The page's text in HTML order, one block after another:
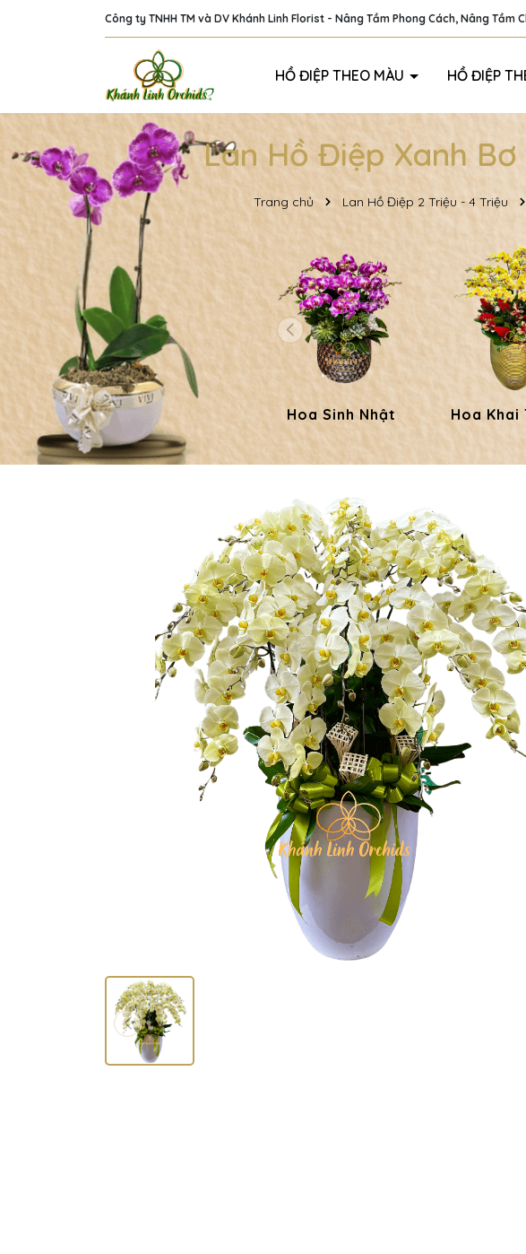
Công ty TNHH TM và DV Khánh Linh Florist - Nâng Tầm Phong Cách, Nâng Tầm
HỒ ĐIỆP THEO MÀU HỒ ĐIỆP
Lan Hồ Điệp Xanh Bơ
Trang chủ Lan Hồ Điệp 2 Triệu - 4 Triệu
Hoa Sinh Nhật Hoa Khai